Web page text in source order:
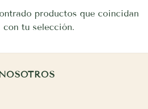
productos que coincidan
con tu selección.